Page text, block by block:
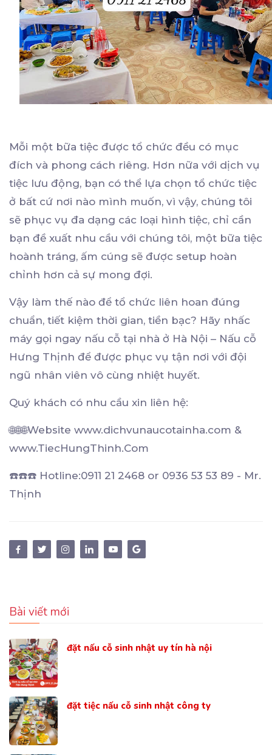
Mỗi một bữa tiệc được tổ chức đều có mục
đích và phong cách riêng. Hơn nữa với dịch vụ
tiệc lưu động, bạn có thể lựa chọn tổ chức tiệc
ở bất cứ nơi nào mình muốn, vì vậy, chúng tôi
sẽ phục vụ đa dạng các loại hình tiệc, chỉ cần
bạn đề xuất nhu cầu với chúng tôi, một bữa tiệc
hoành tráng, ấm cúng sẽ được setup hoàn
chỉnh hơn cả sự mong đợi.
Vậy làm thế nào để tổ chức liên hoan đúng
chuẩn, tiết kiệm thời gian, tiền bạc? Hãy nhấc
máy gọi ngay nấu cỗ tại nhà ở Hà Nội – Nấu cỗ
Hưng Thịnh để được phục vụ tận nơi với đội
ngũ nhân viên vô cùng nhiệt huyết.
Quý khách có nhu cầu xin liên hệ:
🌐🌐🌐Website www.dichvunaucotainha.com &
www.TiecHungThinh.Com
☎️☎️☎️ Hotline:0911 21 2468 or 0936 53 53 89 - Mr.
Thịnh
Bài viết mới
đặt nấu cỗ sinh nhật uy tín hà nội
đặt tiệc nấu cỗ sinh nhật công ty